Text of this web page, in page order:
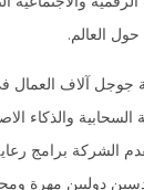
العالم.
آلاف العمال
والذكاء
الشركة برامج
دوليين مهرة